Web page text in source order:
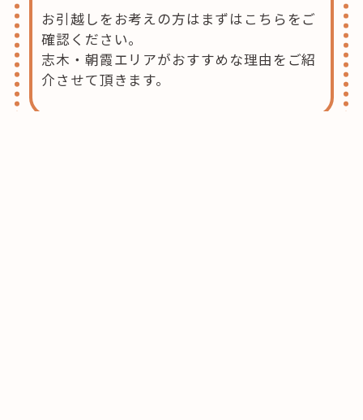
お引越しをお考えの方はまずはこちらをご
確認ください。
志木・朝霞エリアがおすすめな理由をご紹
介させて頂きます。